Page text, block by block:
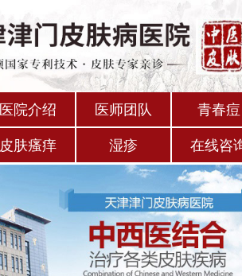
医院介绍 医师团队 青春痘
皮肤瘙痒 湿疹 在线咨